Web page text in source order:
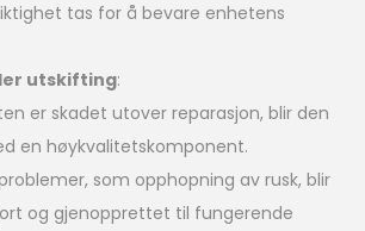
tas for å bevare enhetens
utskifting:
er skadet utover reparasjon, blir den
en høykvalitetskomponent.
som opphopning av rusk, blir
og gjenopprettet til fungerende